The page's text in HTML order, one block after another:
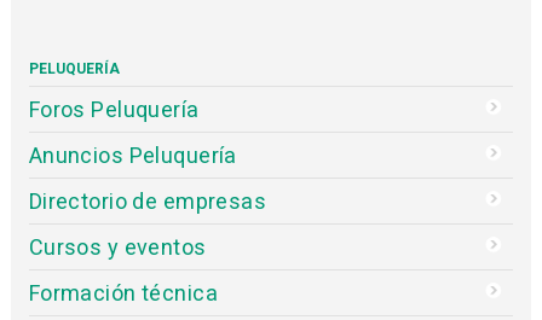
PELUQUERÍA
Foros Peluquería
Anuncios Peluquería
Directorio de empresas
Cursos y eventos
Formación técnica